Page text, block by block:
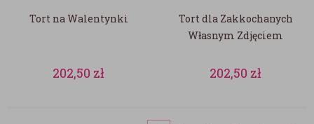
Tort na Walentynki
202,50 zł
Tort dla Zakkochanych
Własnym Zdjęciem
202,50 zł